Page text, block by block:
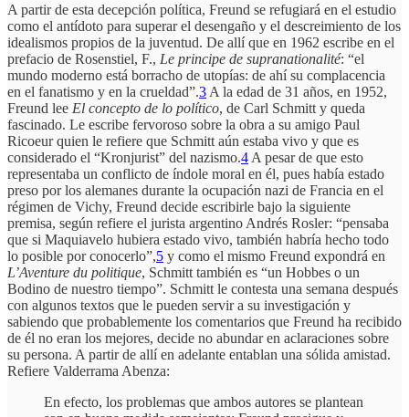
A partir de esta decepción política, Freund se refugiará en el estudio
como el antídoto para superar el desengaño y el descreimiento de los
idealismos propios de la juventud. De allí que en 1962 escribe en el
prefacio de Rosenstiel, F., Le principe de supranationalité: “el
mundo moderno está borracho de utopías: de ahí su complacencia
en el fanatismo y en la crueldad”.3 A la edad de 31 años, en 1952,
Freund lee El concepto de lo político, de Carl Schmitt y queda
fascinado. Le escribe fervoroso sobre la obra a su amigo Paul
Ricoeur quien le refiere que Schmitt aún estaba vivo y que es
considerado el “Kronjurist” del nazismo.4 A pesar de que esto
representaba un conflicto de índole moral en él, pues había estado
preso por los alemanes durante la ocupación nazi de Francia en el
régimen de Vichy, Freund decide escribirle bajo la siguiente
premisa, según refiere el jurista argentino Andrés Rosler: “pensaba
que si Maquiavelo hubiera estado vivo, también habría hecho todo
lo posible por conocerlo”,5 y como el mismo Freund expondrá en
L’Aventure du politique, Schmitt también es “un Hobbes o un
Bodino de nuestro tiempo”. Schmitt le contesta una semana después
con algunos textos que le pueden servir a su investigación y
sabiendo que probablemente los comentarios que Freund ha recibido
de él no eran los mejores, decide no abundar en aclaraciones sobre
su persona. A partir de allí en adelante entablan una sólida amistad.
Refiere Valderrama Abenza:
En efecto, los problemas que ambos autores se plantean